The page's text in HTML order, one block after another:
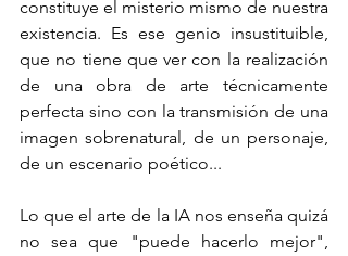
constituye el misterio mismo de nuestra
existencia. Es ese genio insustituible,
que no tiene que ver con la realización
de una obra de arte técnicamente
perfecta sino con la transmisión de una
imagen sobrenatural, de un personaje,
de un escenario poético...
Lo que el arte de la IA nos enseña quizá
no sea que "puede hacerlo mejor",